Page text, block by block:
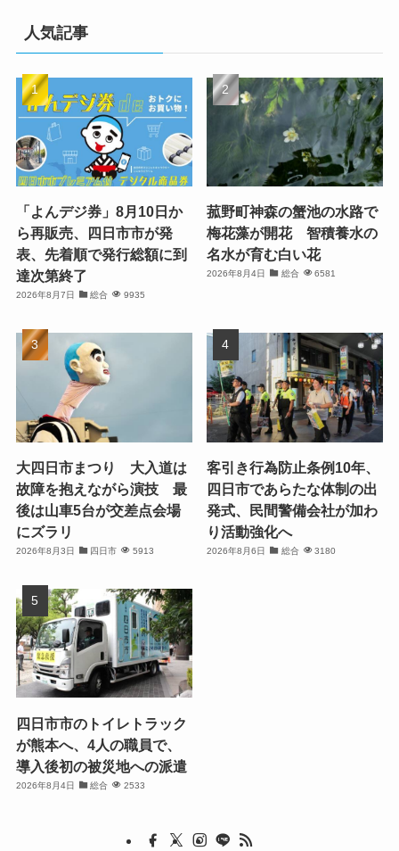
人気記事
「よんデジ券」8月10日か
ら再販売、四日市市が発
表、先着順で発行総額に到
達次第終了
2026年8月7日 総合 9935
菰野町神森の蟹池の水路で
梅花藻が開花 智積養水の
名水が育む白い花
2026年8月4日 総合 6581
大四日市まつり 大入道は
故障を抱えながら演技 最
後は山車5台が交差点会場
にズラリ
2026年8月3日 四日市 5913
客引き行為防止条例10年、
四日市であらたな体制の出
発式、民間警備会社が加わ
り活動強化へ
2026年8月6日 総合 3180
四日市市のトイレトラック
が熊本へ、4人の職員で、
導入後初の被災地への派遣
2026年8月4日 総合 2533